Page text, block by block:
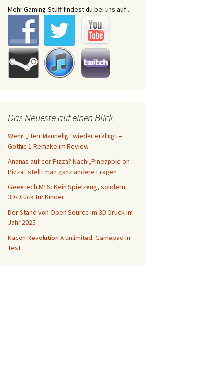
Mehr Gaming-Stuff findest du bei uns auf ...
Das Neueste auf einen Blick
Wenn „Herr Mannelig“ wieder erklingt –
Gothic 1 Remake im Review
Ananas auf der Pizza? Nach „Pineapple on
Pizza“ stellt man ganz andere Fragen
Geeetech M1S: Kein Spielzeug, sondern
3D-Druck für Kinder
Der Stand von Open Source im 3D-Druck im
Jahr 2025
Nacon Revolution X Unlimited: Gamepad im
Test